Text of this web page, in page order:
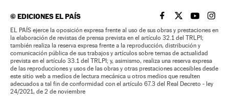
©EDICIONES EL PAÍS EL PAÍS BRASIL EN
EL PAÍSEL PAÍS
EL
EL PAÍS ejerce la oposición expresa frente al uso de sus obras y prestaciones en
la elaboración de revistas de prensa prevista en el artículo 32.1 del TRLPI;
también realiza la reserva expresa frente a la reproducción, distribución y
comunicación pública de sus trabajos y artículos sobre temas de actualidad
prevista en el artículo 33.1 del TRLPI; y, asimismo, realiza una reserva expresa
de las reproducciones y usos de las obras y otras prestaciones accesibles desde
este sitio web a medios de lectura mecánica u otros medios que resulten
adecuados a tal fin de conformidad con el artículo 67.3 del Real Decreto - ley
24/2021, de 2 de noviembre